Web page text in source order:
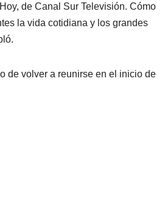
de Canal Sur Televisión. Cómo
la vida cotidiana y los grandes
de volver a reunirse en el inicio de